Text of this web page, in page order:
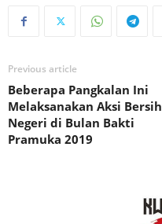
Previous article
Beberapa Pangkalan Ini
Melaksanakan Aksi Bersih
Negeri di Bulan Bakti
Pramuka 2019